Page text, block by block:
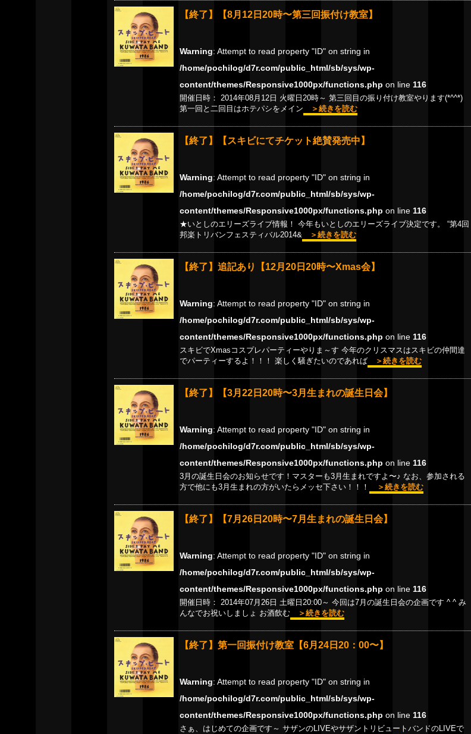
【終了】【8月12日20時〜第三回振付け教室】
Warning: Attempt to read property "ID" on string in
/home/pochilog/d7r.com/public_html/sb/sys/wp-
content/themes/Responsive1000px/functions.php on line 116
開催日時： 2014年08月12日 火曜日20時～ 第三回目の振り付け教室やります(*^^*)
第一回と二回目はホテパシをメイン ＞続きを読む
【終了】【スキビにてチケット絶賛発売中】
Warning: Attempt to read property "ID" on string in
/home/pochilog/d7r.com/public_html/sb/sys/wp-
content/themes/Responsive1000px/functions.php on line 116
★いとしのエリーズライブ情報！ 今年もいとしのエリーズライブ決定です。 “第4回
邦楽トリバンフェスティバル2014& ＞続きを読む
【終了】追記あり【12月20日20時〜Xmas会】
Warning: Attempt to read property "ID" on string in
/home/pochilog/d7r.com/public_html/sb/sys/wp-
content/themes/Responsive1000px/functions.php on line 116
スキビでXmasコスプレパーティーやりま～す 今年のクリスマスはスキビの仲間達
でパーティーするよ！！！ 楽しく騒ぎたいのであれば ＞続きを読む
【終了】【3月22日20時〜3月生まれの誕生日会】
Warning: Attempt to read property "ID" on string in
/home/pochilog/d7r.com/public_html/sb/sys/wp-
content/themes/Responsive1000px/functions.php on line 116
3月の誕生日会のお知らせです！マスターも3月生まれですよ〜♪ なお、参加される
方で他にも3月生まれの方がいたらメッセ下さい！！！
＞続きを読む
【終了】【7月26日20時〜7月生まれの誕生日会】
Warning: Attempt to read property "ID" on string in
/home/pochilog/d7r.com/public_html/sb/sys/wp-
content/themes/Responsive1000px/functions.php on line 116
開催日時： 2014年07月26日 土曜日20:00～ 今回は7月の誕生日会の企画です ^ ^ み
んなでお祝いしましょ お酒飲む ＞続きを読む
【終了】第一回振付け教室【6月24日20：00〜】
Warning: Attempt to read property "ID" on string in
/home/pochilog/d7r.com/public_html/sb/sys/wp-
content/themes/Responsive1000px/functions.php on line 116
さぁ、はじめての企画です～ サザンのLIVEやサザントリビュートバンドのLIVEで